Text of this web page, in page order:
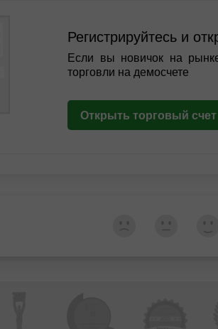
Регистрируйтесь и
Если вы новичок на
торговли на демосчете
Открыть торговый счет